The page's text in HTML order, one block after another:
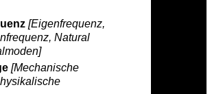
[Eigenfrequenz,
Natural
[Mechanische